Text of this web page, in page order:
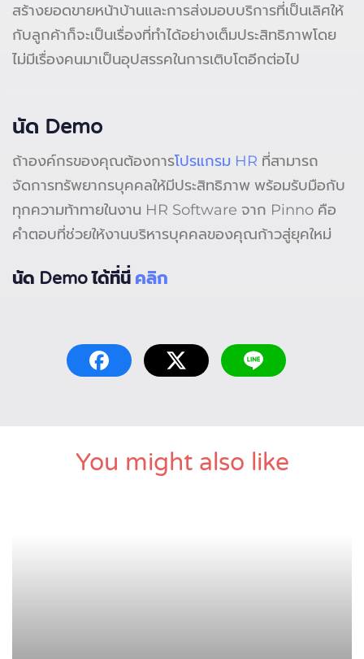
สร้างยอดขายหน้าบ้านและการส่งมอบบริการที่เป็นเลิศให้
กับลูกค้าก็จะเป็นเรื่องที่ทำได้อย่างเต็มประสิทธิภาพโดย
ไม่มีเรื่องคนมาเป็นอุปสรรคในการเติบโตอีกต่อไป
นัด Demo
ถ้าองค์กรของคุณต้องการโปรแกรม HR ที่สามารถ
จัดการทรัพยากรบุคคลให้มีประสิทธิภาพ พร้อมรับมือกับ
ทุกความท้าทายในงาน HR Software จาก Pinno คือ
คำตอบที่ช่วยให้งานบริหารบุคคลของคุณก้าวสู่ยุคใหม่
นัด Demo ได้ที่นี่ คลิก
You might also like